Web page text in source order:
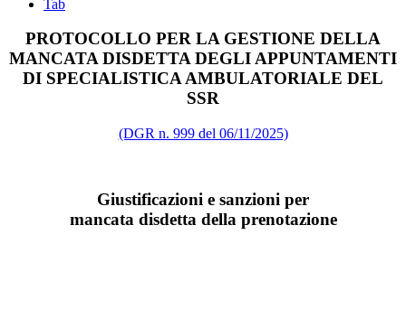
Tab
PROTOCOLLO PER LA GESTIONE DELLA
MANCATA DISDETTA DEGLI APPUNTAMENTI
DI SPECIALISTICA AMBULATORIALE DEL
SSR
(DGR n. 999 del 06/11/2025)
Giustificazioni e sanzioni per
mancata disdetta della prenotazione